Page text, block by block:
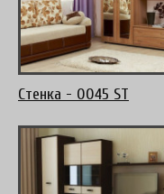
Стенка - 0045 ST